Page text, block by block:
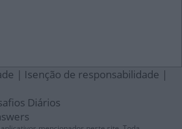
| Isenção de responsabilidade |
Diários